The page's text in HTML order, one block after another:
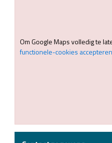
Om Google Maps volledig te
functionele-cookies